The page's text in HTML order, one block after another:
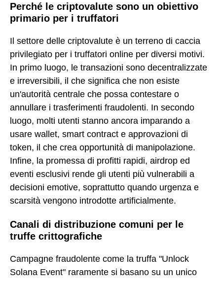
Perché le criptovalute sono un obiettivo
primario per i truffatori
Il settore delle criptovalute è un terreno di caccia
privilegiato per i truffatori online per diversi motivi.
In primo luogo, le transazioni sono decentralizzate
e irreversibili, il che significa che non esiste
un'autorità centrale che possa contestare o
annullare i trasferimenti fraudolenti. In secondo
luogo, molti utenti stanno ancora imparando a
usare wallet, smart contract e approvazioni di
token, il che crea opportunità di manipolazione.
Infine, la promessa di profitti rapidi, airdrop ed
eventi esclusivi rende gli utenti più vulnerabili a
decisioni emotive, soprattutto quando urgenza e
scarsità vengono introdotte artificialmente.
Canali di distribuzione comuni per le
truffe crittografiche
Campagne fraudolente come la truffa "Unlock
Solana Event" raramente si basano su un unico